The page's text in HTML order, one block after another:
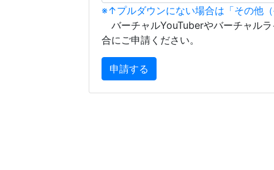
※↑プルダウンにない場合は「その他
バーチャルYouTuberやバーチャル
合にご申請ください。
申請する